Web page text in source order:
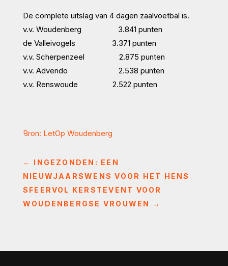
De complete uitslag van 4 dagen zaalvoetbal is.
v.v. Woudenberg 3.841 punten
de Valleivogels 3.371 punten
v.v. Scherpenzeel 2.875 punten
v.v. Advendo 2.538 punten
v.v. Renswoude 2.522 punten
Bron: LetOp Woudenberg
← INGEZONDEN: EEN
NIEUWJAARSWENS VOOR HET HENS
SFEERVOL KERSTEVENT VOOR
WOUDENBERGSE VROUWEN
→